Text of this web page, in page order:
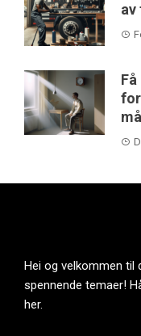
av
Hei og velkommen
spennende temaer!
her.